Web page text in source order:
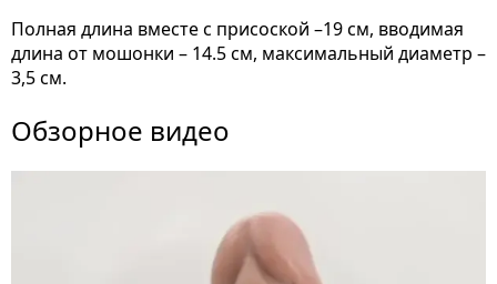
Полная длина вместе с присоской –19 см, вводимая
длина от мошонки – 14.5 см, максимальный диаметр –
3,5 см.
Обзорное видео